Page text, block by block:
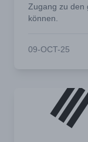
Zugang zu den
können.
09-OCT-25